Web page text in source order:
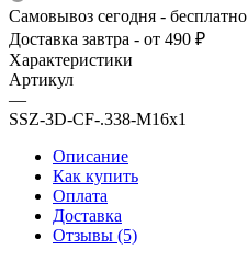
Самовывоз сегодня - бесплатно
Доставка завтра - от 490 ₽
Характеристики
Артикул
—
SSZ-3D-CF-.338-M16x1
Описание
Как купить
Оплата
Доставка
Отзывы (5)